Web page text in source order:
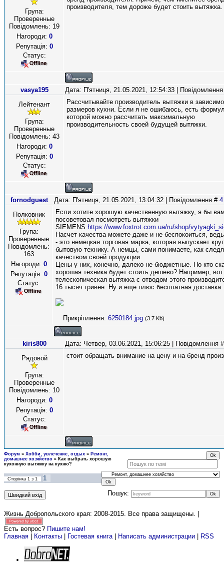
Група:
Проверенные
Повідомлень: 19
Нагороди: 0
Репутація: 0
Статус:
производителя, тем дороже будет стоить вытяжка.
vasya195
Дата: П'ятниця, 21.05.2021, 12:54:33 |
Лейтенант
Група:
Проверенные
Повідомлень: 43
Нагороди: 0
Репутація: 0
Статус:
Рассчитывайте производитель вытяжки в
размеров кухни. Если я не ошибаюсь, есть
которой можно рассчитать максимальную
производительность своей будущей вытяжки.
fornodguest Дата: П'ятниця, 21.05.2021, 13:04:32 | Повідомлення # 4
Полковник
Група:
Проверенные
Повідомлень:
163
Нагороди: 0
Репутація: 0
Статус:
Если хотите хорошую качественную вытяжку, я бы
посоветовал посмотреть вытяжки
SIEMENS https://www.foxtrot.com.ua/ru/shop/
Насчет качества можете даже и не беспокоиться,
- это немецкая торговая марка, которая выпускает
бытовую технику. А немцы, сами понимаете, как
качеством своей продукции.
Цены у них, конечно, далеко не бюджетные. Но кто
хорошая техника будет стоить дешево? Например, вот
телескопическая вытяжка с отводом этого
16 тысяч гривен. Ну и еще плюс бесплатная доставка.
Прикріплення: 6250184.jpg (3.7 Kb)
kiris800
Дата: Четвер, 03.06.2021, 15:06:25 | Повідомлення
Рядовой
Група:
Проверенные
Повідомлень: 10
Нагороди: 0
Репутація: 0
Статус:
стоит обращать внимание на цену и на бренд
Форум » Хобби, увлечение, отдых » Ремонт,
домашнее хозяйство » Как выбрать хорошую
кухонную вытяжку на кухню?
Сторінка 1 з 1
1
Пошук:
Жизнь Добропольского края: 2008-2015. Все права защищены. |
Есть вопрос? Пишите нам!
Главная
Контакты Гостевая книга| Написать администрации RSS